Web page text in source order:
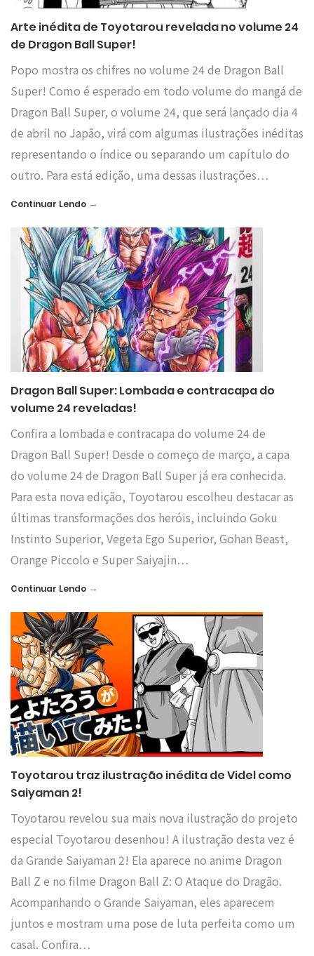
Arte inédita de Toyotarou revelada no volume 24
de Dragon Ball Super!
Popo mostra os chifres no volume 24 de Dragon Ball
Super! Como é esperado em todo volume do mangá de
Dragon Ball Super, o volume 24, que será lançado dia 4
de abril no Japão, virá com algumas ilustrações inéditas
representando o índice ou separando um capítulo do
outro. Para está edição, uma dessas ilustrações…
Continuar Lendo →
Dragon Ball Super: Lombada e contracapa do
volume 24 reveladas!
Confira a lombada e contracapa do volume 24 de
Dragon Ball Super! Desde o começo de março, a capa
do volume 24 de Dragon Ball Super já era conhecida.
Para esta nova edição, Toyotarou escolheu destacar as
últimas transformações dos heróis, incluindo Goku
Instinto Superior, Vegeta Ego Superior, Gohan Beast,
Orange Piccolo e Super Saiyajin…
Continuar Lendo →
Toyotarou traz ilustração inédita de Videl como
Saiyaman 2!
Toyotarou revelou sua mais nova ilustração do projeto
especial Toyotarou desenhou! A ilustração desta vez é
da Grande Saiyaman 2! Ela aparece no anime Dragon
Ball Z e no filme Dragon Ball Z: O Ataque do Dragão.
Acompanhando o Grande Saiyaman, eles aparecem
juntos e mostram uma pose de luta perfeita como um
casal. Confira…